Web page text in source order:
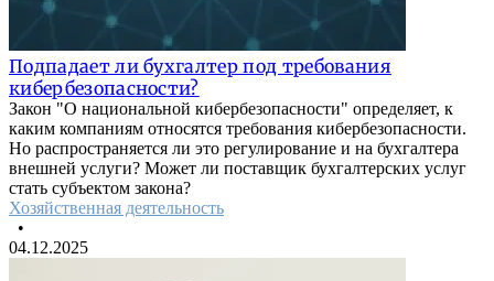
Подпадает ли бухгалтер под требования
кибербезопасности?
Закон "О национальной кибербезопасности" определяет, к
каким компаниям относятся требования кибербезопасности.
Но распространяется ли это регулирование и на бухгалтера
внешней услуги? Может ли поставщик бухгалтерских услуг
стать субъектом закона?
Хозяйственная деятельность
•
04.12.2025